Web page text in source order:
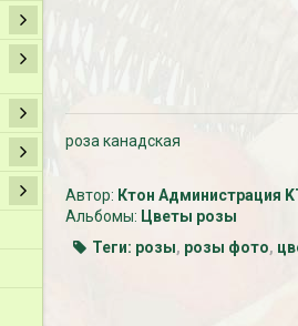
роза канадская
Автор: Ктон Администрация
Альбомы: Цветы розы
Теги: розы, розы фото,